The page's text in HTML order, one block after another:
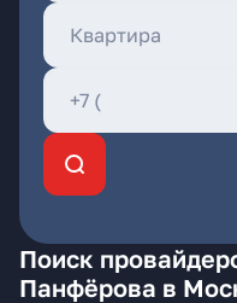
Поиск
Панфёрова в